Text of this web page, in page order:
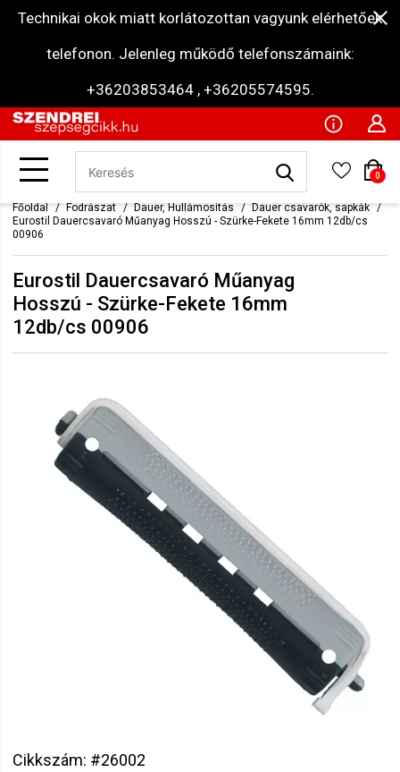
Technikai okok miatt korlátozottan vagyunk elérhetőek
telefonon. Jelenleg működő telefonszámaink:
+36203853464 , +36205574595.
0
Főoldal Fodrászat Dauer, Hullámosítás
Dauer csavarók, sapkák
Eurostil Dauercsavaró Műanyag Hosszú - Szürke-Fekete 16mm 12db/cs
00906
Eurostil Dauercsavaró Műanyag
Hosszú - Szürke-Fekete 16mm
12db/cs 00906
Cikkszám: #26002